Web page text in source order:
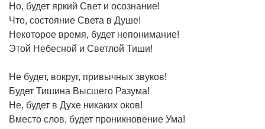
Но, будет яркий Свет и осознание!
Что, состояние Света в Душе!
Некоторое время, будет непонимание!
Этой Небесной и Светлой Тиши!
Не будет, вокруг, привычных звуков!
Будет Тишина Высшего Разума!
Не, будет в Духе никаких оков!
Вместо слов, будет проникновение Ума!